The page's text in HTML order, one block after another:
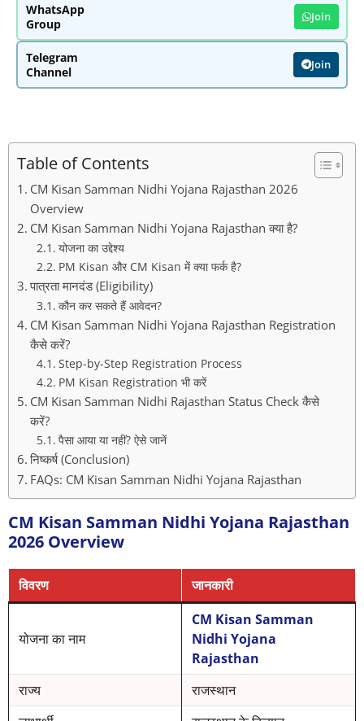
WhatsApp
Group
Join
Telegram
Channel
Join
Table of Contents
CM Kisan Samman Nidhi Yojana Rajasthan 2026
Overview
CM Kisan Samman Nidhi Yojana Rajasthan क्या है?
योजना का उद्देश्य
PM Kisan और CM Kisan में क्या फर्क है?
पात्रता मानदंड (Eligibility)
कौन कर सकते हैं आवेदन?
CM Kisan Samman Nidhi Yojana Rajasthan Registration
कैसे करें?
Step-by-Step Registration Process
PM Kisan Registration भी करें
CM Kisan Samman Nidhi Rajasthan Status Check कैसे
करें?
पैसा आया या नहीं? ऐसे जानें
निष्कर्ष (Conclusion)
FAQs: CM Kisan Samman Nidhi Yojana Rajasthan
CM Kisan Samman Nidhi Yojana Rajasthan
2026 Overview
विवरण जानकारी
योजना का नाम
CM Kisan Samman
Nidhi Yojana
Rajasthan
राज्य
राजस्थान